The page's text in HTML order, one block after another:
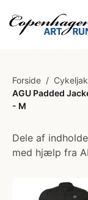
Forside /
AGU Padded
- M
Dele af
med hjælp fra